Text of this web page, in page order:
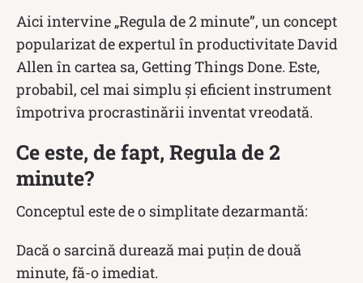
Aici intervine „Regula de 2 minute”, un concept
popularizat de expertul în productivitate David
Allen în cartea sa, Getting Things Done. Este,
probabil, cel mai simplu și eficient instrument
împotriva procrastinării inventat vreodată.
Ce este, de fapt, Regula de 2
minute?
Conceptul este de o simplitate dezarmantă:
Dacă o sarcină durează mai puțin de două
minute, fă-o imediat.